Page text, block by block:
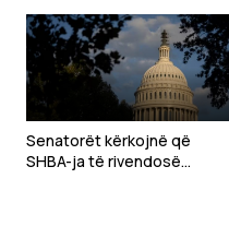
Arizona State University,
universiteti publik më i madh
në SHBA
Senatorët kërkojnë që
SHBA-ja të rivendosë